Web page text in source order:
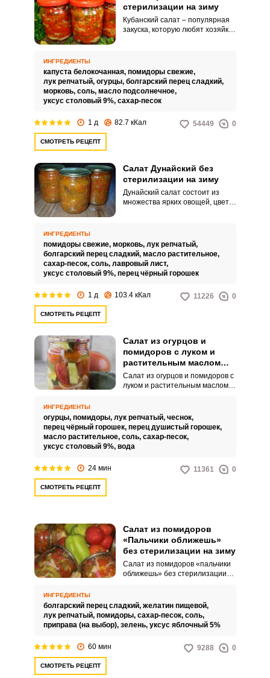
стерилизации на зиму
Кубанский салат – популярная
закуска, которую любят хозяйки
салат не нужно стерилизовать,
он прекрасно хранится после
крайне легкой термической
обработки.
ИНГРЕДИЕНТЫ
капуста белокочанная, помидоры свежие,
лук репчатый, огурцы, болгарский перец сладкий,
морковь, соль, масло подсолнечное,
уксус столовый 9%, сахар-песок
1 д 82.7 кКал 54449 0
СМОТРЕТЬ РЕЦЕПТ
Салат Дунайский без
стерилизации на зиму
Дунайский салат состоит из
множества ярких овощей, цвет
стерилизации. Предлагаем вам
рецепт дунайского салата без
стерилизации, который
понравится всем без
исключения членам семьи.
ИНГРЕДИЕНТЫ
помидоры свежие, морковь, лук репчатый,
болгарский перец сладкий, масло растительное,
сахар-песок, соль, лавровый лист,
уксус столовый 9%, перец чёрный горошек
1 д 103.4 кКал 11226 0
СМОТРЕТЬ РЕЦЕПТ
Салат из огурцов и
помидоров с луком и
растительным маслом
без стерилизации на зиму
Салат из огурцов и помидоров с
луком и растительным маслом
аппетитная заготовка для
домашнего стола. Сочные
овощи прекрасно дополнят
ваши горячие блюда, также их
ИНГРЕДИЕНТЫ
огурцы, помидоры, лук репчатый, чеснок,
перец чёрный горошек, перец душистый горошек,
масло растительное, соль, сахар-песок,
уксус столовый 9%, вода
24 мин 11361 0
СМОТРЕТЬ РЕЦЕПТ
Салат из помидоров
«Пальчики оближешь»
без стерилизации на зиму
Салат из помидоров «пальчики
оближешь» без стерилизации
аппетитно. С душистой закуской
привычные блюда заиграют по-
праздничному.
ИНГРЕДИЕНТЫ
болгарский перец сладкий, желатин пищевой,
лук репчатый, помидоры, сахар-песок, соль,
приправа (на выбор), зелень, уксус яблочный 5%
60 мин 9288 0
СМОТРЕТЬ РЕЦЕПТ